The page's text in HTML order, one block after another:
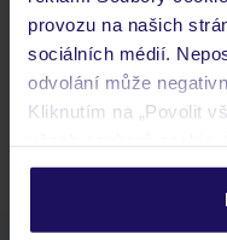
provozu na našich
sociálních médií.
odvolání může
Kliknutím na „Povolit
personalizovat v sekci
Podrobné informace o
Budeme ubytováni
Kam jít po přistání a